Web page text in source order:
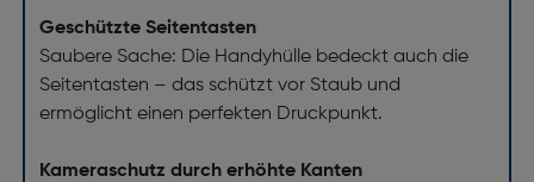
Geschützte Seitentasten
Saubere Sache: Die Handyhülle bedeckt auch die
Seitentasten – das schützt vor Staub und
ermöglicht einen perfekten Druckpunkt.
Kameraschutz durch erhöhte Kanten